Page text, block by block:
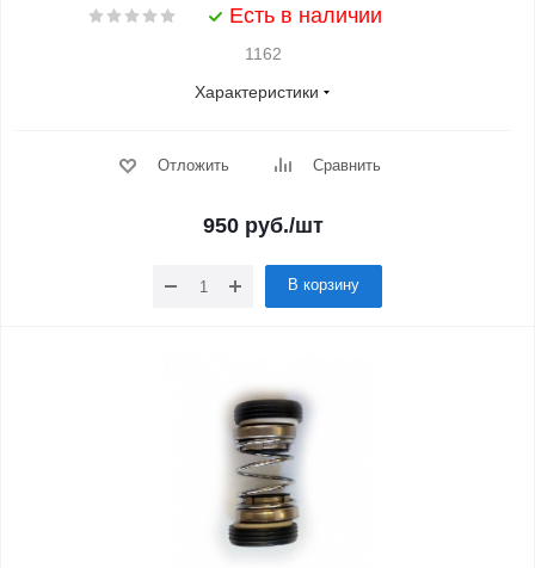
Есть в наличии
1162
Характеристики
Отложить Сравнить
950 руб./шт
В корзину